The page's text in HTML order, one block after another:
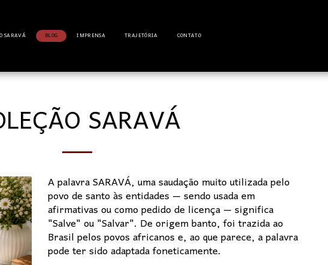
SARAVÁ BLOG IMPRENSA TRAJETÓRIA CONTATO
SARAVÁ
A palavra SARAVÁ, uma saudação muito utilizada pelo
povo de santo às entidades — sendo usada em
afirmativas ou como pedido de licença — significa
"Salve" ou "Salvar". De origem banto, foi trazida ao
Brasil pelos povos africanos e, ao que parece, a palavra
pode ter sido adaptada foneticamente.